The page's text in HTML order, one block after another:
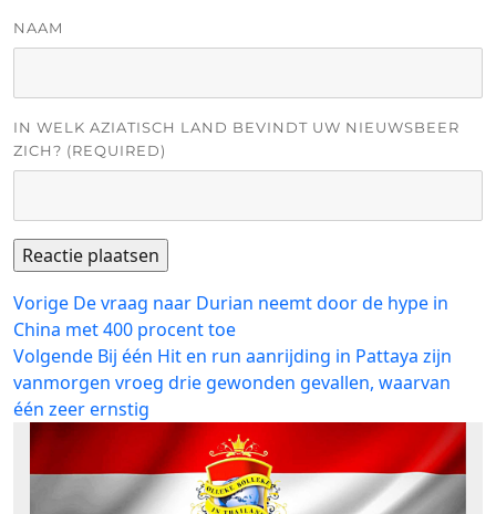
NAAM
IN WELK AZIATISCH LAND BEVINDT UW NIEUWSBEER
ZICH? (REQUIRED)
Bericht
navigatie
Vorige Vorig
bericht:
De vraag naar Durian neemt door de hype in
China met 400 procent toe
Volgende Volgend
bericht:
Bij één Hit en run aanrijding in Pattaya zijn
vanmorgen vroeg drie gewonden gevallen, waarvan
één zeer ernstig